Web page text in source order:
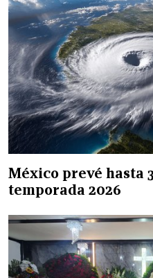
México prevé hasta
temporada 2026